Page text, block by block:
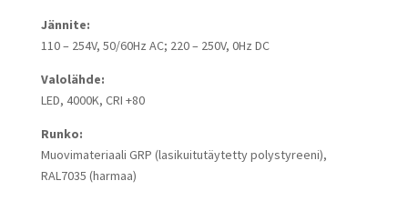
Jännite:
110 – 254V, 50/60Hz AC; 220 – 250V, 0Hz DC
Valolähde:
LED, 4000K, CRI +80
Runko:
Muovimateriaali GRP (lasikuitutäytetty polystyreeni),
RAL7035 (harmaa)